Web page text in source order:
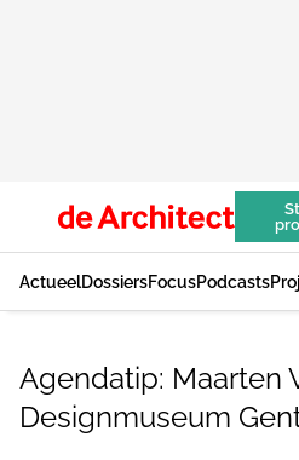
ActueelDossiersFocusPodcasts
Agendatip: Maarten
Designmuseum